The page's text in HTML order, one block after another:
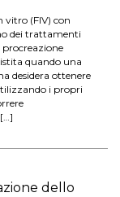
vitro (FIV) con
dei trattamenti
quando una
desidera ottenere
i propri
dello